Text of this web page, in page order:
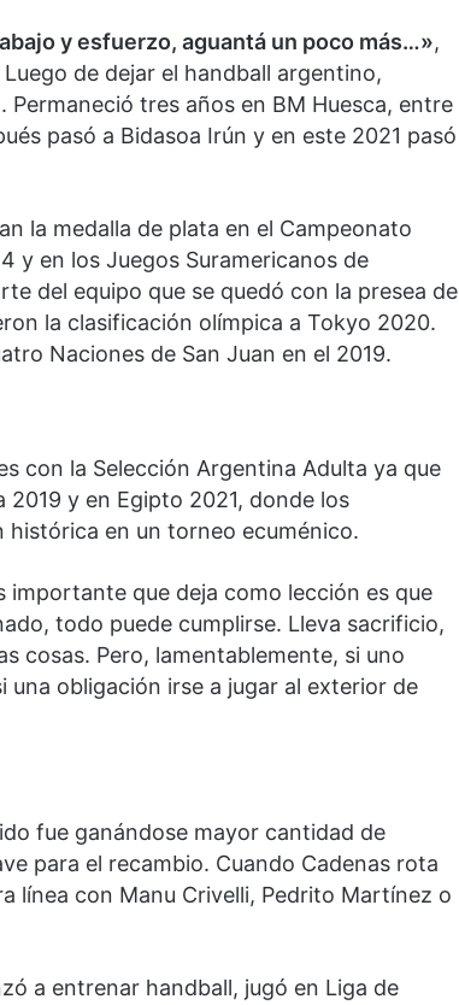
y esfuerzo, aguantá un poco más…»,
de dejar el handball argentino,
tres años en BM Huesca, entre
pasó a Bidasoa Irún y en este 2021 pasó
la medalla de plata en el Campeonato
y en los Juegos Suramericanos de
del equipo que se quedó con la presea de
la clasificación olímpica a Tokyo 2020.
Naciones de San Juan en el 2019.
con la Selección Argentina Adulta ya que
y en Egipto 2021, donde los
en un torneo ecuménico.
importante que deja como lección es que
todo puede cumplirse. Lleva sacrificio,
cosas. Pero, lamentablemente, si uno
obligación irse a jugar al exterior de
fue ganándose mayor cantidad de
para el recambio. Cuando Cadenas rota
línea con Manu Crivelli, Pedrito Martínez o
a entrenar handball, jugó en Liga de